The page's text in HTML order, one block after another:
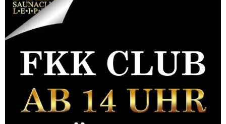
MASSAGEN IM FKK LEIPZIG
Sie sollen sich als Gast besonders gut bei uns entspannen.
Massageangebot staatlich geprüfter Masseure:
Medizinische Massagen
Wellness Massagen
Sportmassagen